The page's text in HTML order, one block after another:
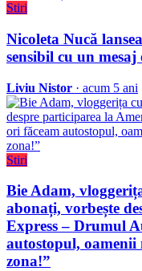
Stiri
Nicoleta Nucă
sensibil cu un
Liviu Nistor · acum 5 ani
Stiri
Bie Adam,
abonați, vorbește
Express – Drumul
autostopul, oamenii
zona!”